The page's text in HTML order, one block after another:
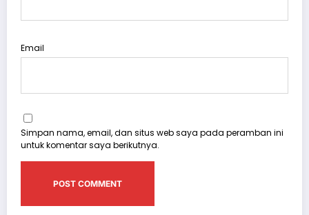
Email
Simpan nama, email, dan situs web saya pada peramban ini
untuk komentar saya berikutnya.